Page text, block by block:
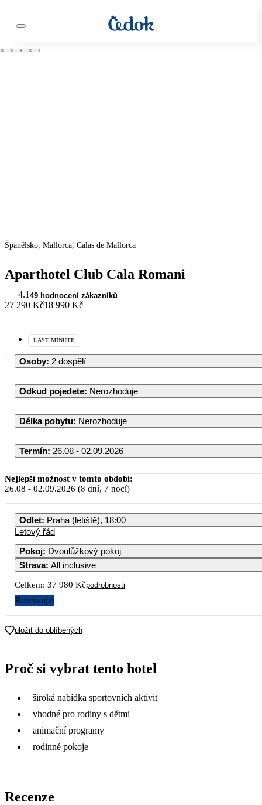
Španělsko, Mallorca, Calas de Mallorca
Aparthotel Club Cala Romani
4.1 49 hodnocení zákazníků
27 290 Kč18 990 Kč
LAST MINUTE
Osoby: 2 dospělí
Odkud pojedete: Nerozhoduje
Délka pobytu: Nerozhoduje
Termín: 26.08 - 02.09.2026
Nejlepší možnost v tomto období:
26.08 - 02.09.2026 (8 dní, 7 nocí)
Odlet: Praha (letiště), 18:00
Letový řád
Pokoj: Dvoulůžkový pokoj
Strava: All inclusive
Celkem: 37 980 Kčpodrobnosti
Rezervujte
uložit do oblíbených
Proč si vybrat tento hotel
široká nabídka sportovních aktivit
vhodné pro rodiny s dětmi
animační programy
rodinné pokoje
Recenze